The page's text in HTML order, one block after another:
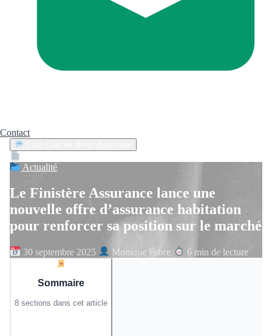
Contact
Actualité
Le Finistère Assurance lance une
nouvelle offre d’assurance habitation
pour renforcer sa position sur le marché
30 septembre 2025 Monique Fabre 6 min de lecture
Sommaire
8 sections dans cet article